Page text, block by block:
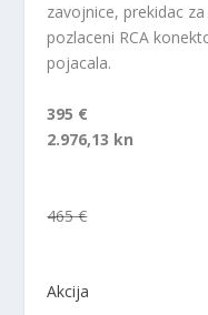
zavojnice, prekidac
pozlaceni RCA
pojacala.
395 €
2.976,13 kn
465 €
Akcija